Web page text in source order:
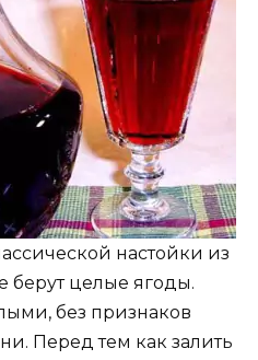
настойки из
берут целые ягоды.
без признаков
Перед тем как залить